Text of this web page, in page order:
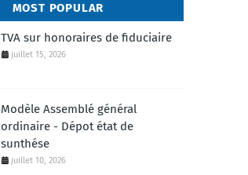
MOST POPULAR
TVA sur honoraires de fiduciaire
juillet 15, 2026
Modèle Assemblé général
ordinaire - Dépot état de
sunthése
juillet 10, 2026